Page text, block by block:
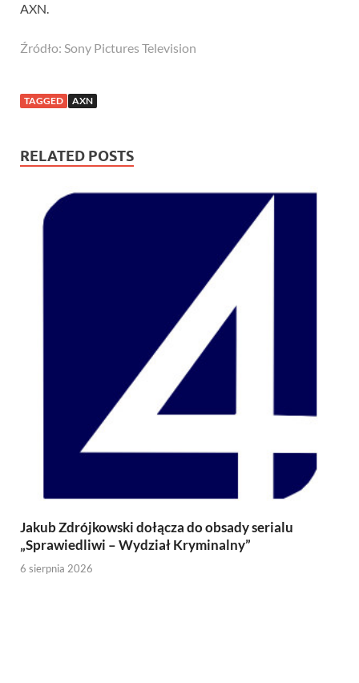
AXN.
Źródło: Sony Pictures Television
TAGGED AXN
RELATED POSTS
Jakub Zdrójkowski dołącza do obsady serialu
„Sprawiedliwi – Wydział Kryminalny”
6 sierpnia 2026